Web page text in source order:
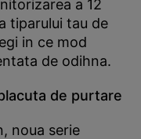
a 12
tiparului tau de
in ce mod
de odihna.
de purtare
noua serie